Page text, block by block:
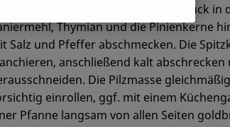
die Pilze klein hacken, zurück
Thymian und die Pinienkerne
Salz und Pfeffer abschmecken. Die
anschließend kalt
Die Pilzmasse
einrollen, ggf. mit einem
Pfanne langsam von allen Seiten